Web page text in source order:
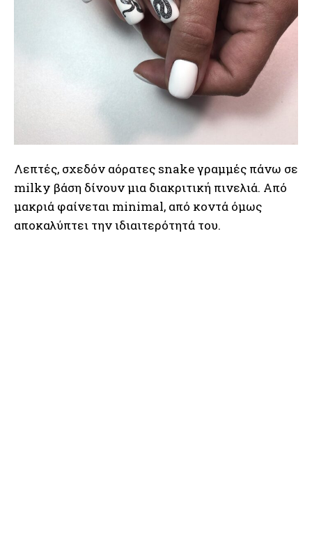
Λεπτές, σχεδόν αόρατες snake γραμμές πάνω σε
milky βάση δίνουν μια διακριτική πινελιά. Από
μακριά φαίνεται minimal, από κοντά όμως
αποκαλύπτει την ιδιαιτερότητά του.